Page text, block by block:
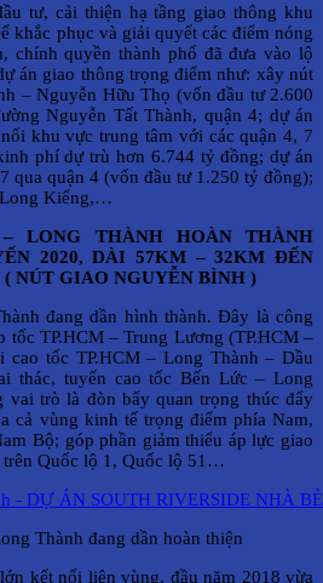
tư, cải thiện hạ tầng giao thông khu
khắc phục và giải quyết các điểm nóng
chính quyền thành phố đã đưa vào lộ
án giao thông trọng điểm như: xây nút
– Nguyễn Hữu Thọ (vốn đầu tư 2.600
Nguyễn Tất Thành, quận 4; dự án
khu vực trung tâm với các quận 4, 7
phí dự trù hơn 6.744 tỷ đồng; dự án
qua quận 4 (vốn đầu tư 1.250 tỷ đồng);
Long Kiểng,…
LONG THÀNH HOÀN THÀNH
2020, DÀI 57KM –32KM ĐẾN
NÚT GIAO NGUYỄN BÌNH )
đang dần hình thành. Đây là công
tốc TP.HCM – Trung Lương (TP.HCM –
tốc TP.HCM – Long Thành – Dầu
thác, tuyến cao tốc Bến Lức – Long
vai trò là đòn bẩy quan trọng thúc đẩy
cả vùng kinh tế trọng điểm phía Nam,
Bộ; góp phần giảm thiểu áp lực giao
trên Quốc lộ 1, Quốc lộ 51…
Thành đang dần hoàn thiện
kết nối liên vùng, đầu năm 2018 vừa